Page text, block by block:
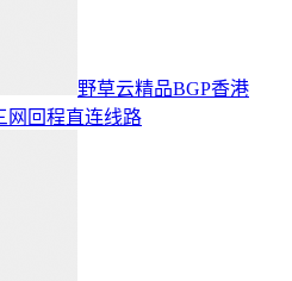
野草云精品BGP香港
网回程直连线路